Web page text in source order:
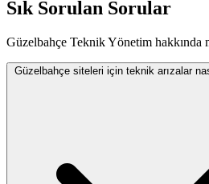
Sık Sorulan Sorular
Güzelbahçe Teknik Yönetim hakkında
Güzelbahçe siteleri için teknik arızalar